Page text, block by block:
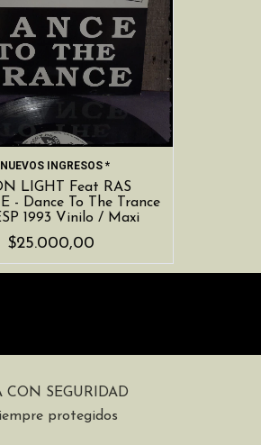
INGRESOS *
LIGHT Feat RAS
- Dance To The Trance
1993 Vinilo / Maxi
$25.000,00
CON SEGURIDAD
protegidos